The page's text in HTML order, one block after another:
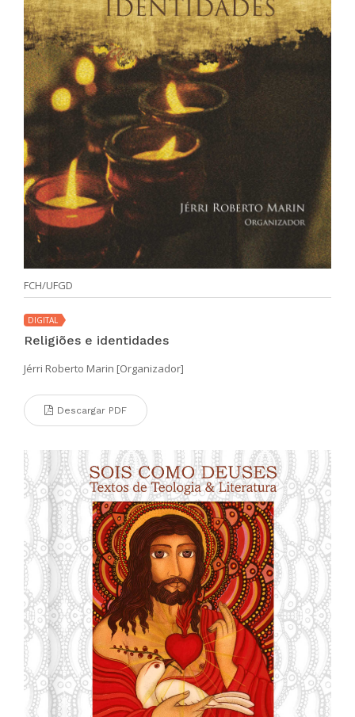
FCH/UFGD
DIGITAL
Religiões e identidades
Jérri Roberto Marin [Organizador]
Descargar PDF